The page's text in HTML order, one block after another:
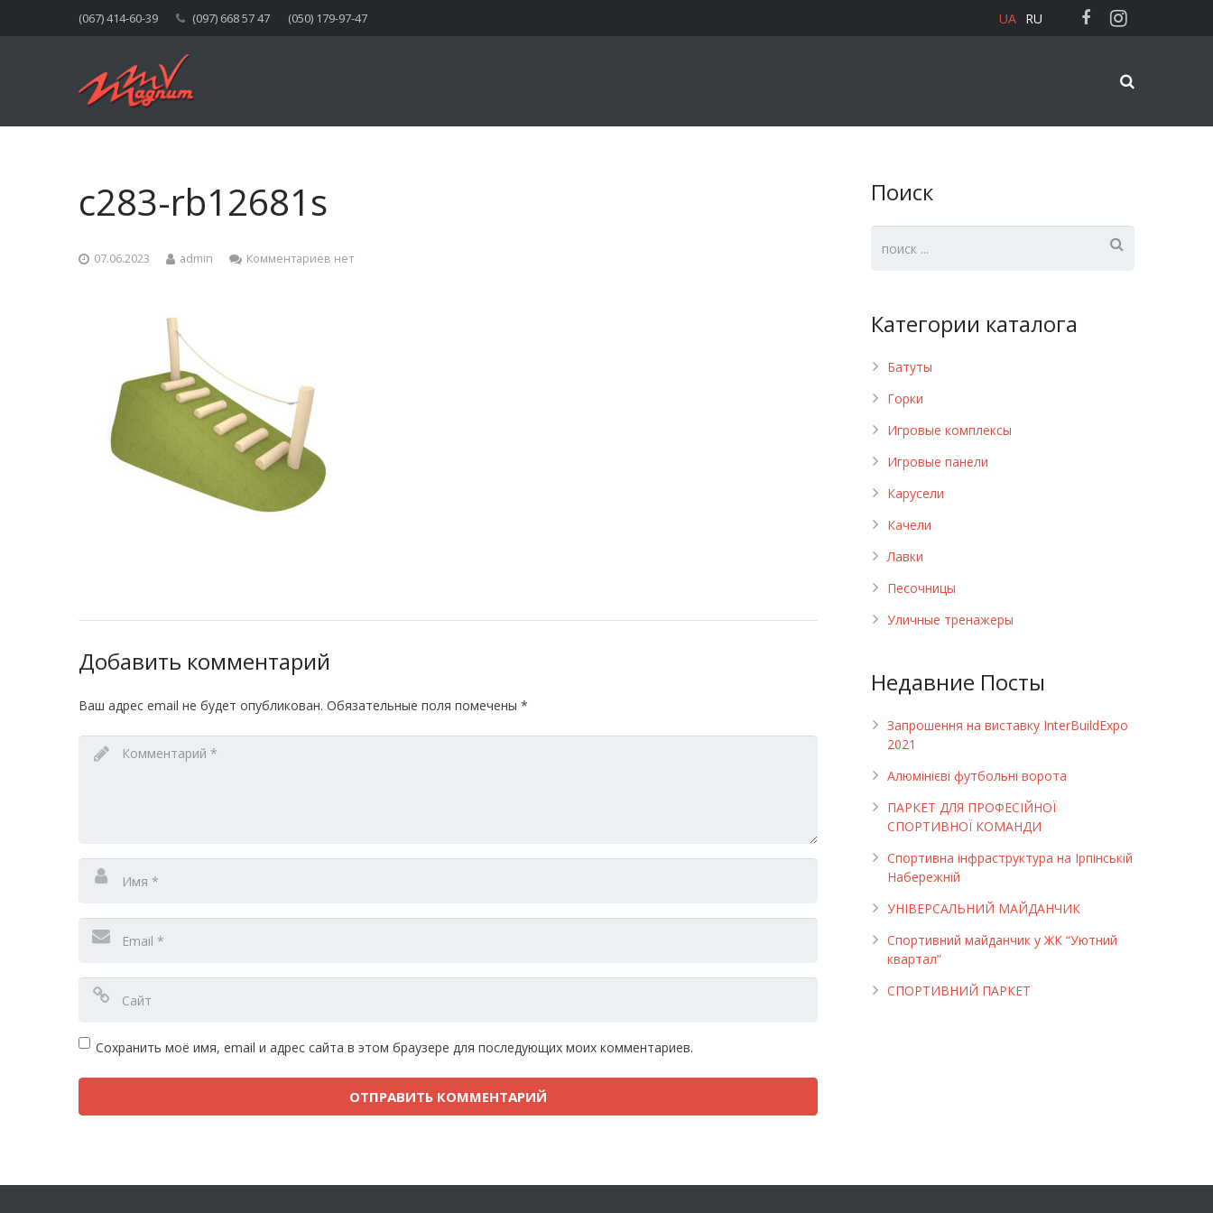
(067) 414-60-39 (097) 668 57 47 (050) 179-97-47 UA RU
c283-rb12681s
07.06.2023 admin Комментариев нет
Добавить комментарий
Ваш адрес email не будет опубликован. Обязательные поля помечены *
Сохранить моё имя, email и адрес сайта в этом браузере для последующих моих комментариев.
Поиск
Категории каталога
Батуты
Горки
Игровые комплексы
Игровые панели
Карусели
Качели
Лавки
Песочницы
Уличные тренажеры
Недавние Посты
Запрошення на виставку InterBuildExpo
2021
Алюмінієві футбольні ворота
ПАРКЕТ ДЛЯ ПРОФЕСІЙНОЇ
СПОРТИВНОЇ КОМАНДИ
Спортивна інфраструктура на Ірпінській
Набережній
УНІВЕРСАЛЬНИЙ МАЙДАНЧИК
Cпортивний майданчик у ЖК “Уютний
квартал”
СПОРТИВНИЙ ПАРКЕТ